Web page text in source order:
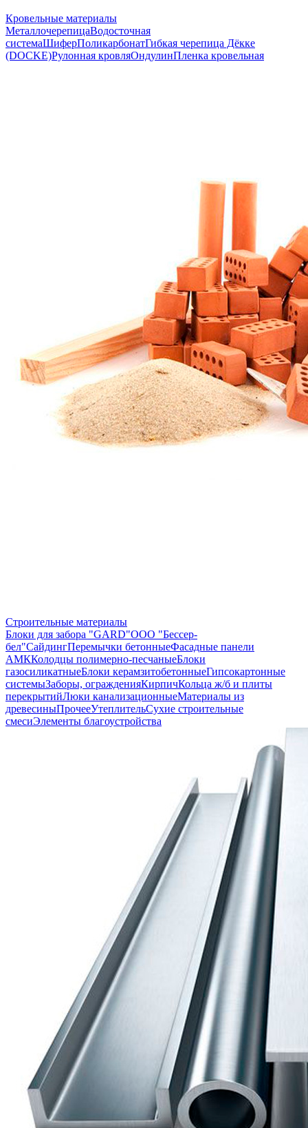
Кровельные материалы
МеталлочерепицаВодосточная
системаШиферПоликарбонатГибкая черепица Дёкке
(DOCKE)Рулонная кровляОндулинПленка кровельная
Строительные материалы
Блоки для забора "GARD"ООО "Бессер-
бел"СайдингПеремычки бетонныеФасадные панели
АМККолодцы полимерно-песчаныеБлоки
газосиликатныеБлоки керамзитобетонныеГипсокартонные
системыЗаборы, огражденияКирпичКольца ж/б и плиты
перекрытийЛюки канализационныеМатериалы из
древесиныПрочееУтеплительСухие строительные
смесиЭлементы благоустройства